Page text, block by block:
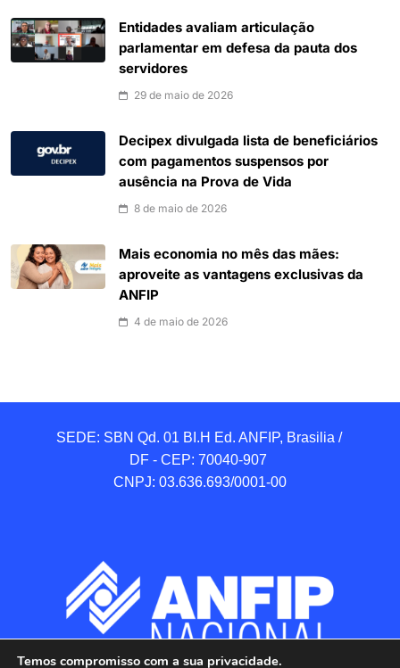
Entidades avaliam articulação
parlamentar em defesa da pauta dos
servidores
29 de maio de 2026
Decipex divulgada lista de beneficiários
com pagamentos suspensos por
ausência na Prova de Vida
8 de maio de 2026
Mais economia no mês das mães:
aproveite as vantagens exclusivas da
ANFIP
4 de maio de 2026
SEDE: SBN Qd. 01 BI.H Ed. ANFIP, Brasilia /
DF - CEP: 70040-907
CNPJ: 03.636.693/0001-00
Temos compromisso com a sua privacidade.